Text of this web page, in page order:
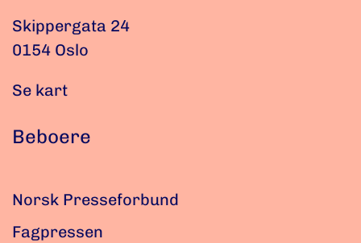
Skippergata 24
0154 Oslo
Se kart
Beboere
Norsk Presseforbund
Fagpressen